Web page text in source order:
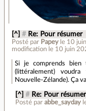
[^] # Re: Pour résumer
Posté par Papey le 10
modification le 10 juin
Si je comprends
(littéralement)
Nouvelle-Zélande). Ça
[^] # Re: Pour résumer
Posté par abbe_sayday